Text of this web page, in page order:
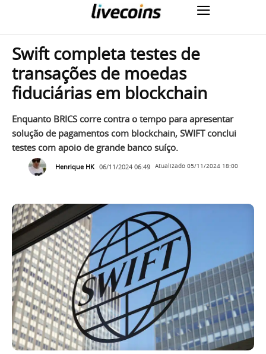
Swift completa testes de
transações de moedas
fiduciárias em blockchain
Enquanto BRICS corre contra o tempo para apresentar
solução de pagamentos com blockchain, SWIFT conclui
testes com apoio de grande banco suíço.
Henrique HK 06/11/2024 06:49 Atualizado 05/11/2024 18:00